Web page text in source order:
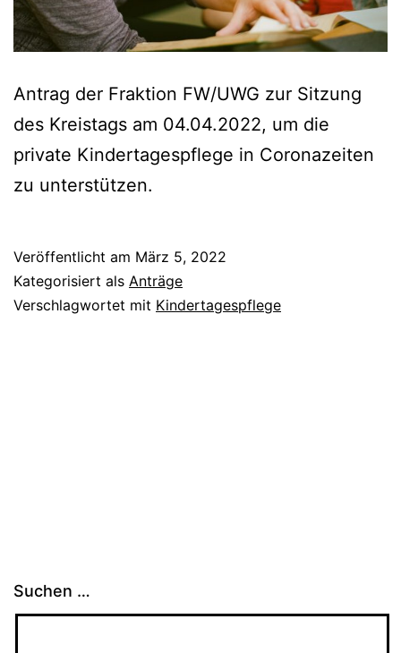
Antrag der Fraktion FW/UWG zur Sitzung
des Kreistags am 04.04.2022, um die
private Kindertagespflege in Coronazeiten
zu unterstützen.
Veröffentlicht am März 5, 2022
Kategorisiert als Anträge
Verschlagwortet mit Kindertagespflege
Suchen …